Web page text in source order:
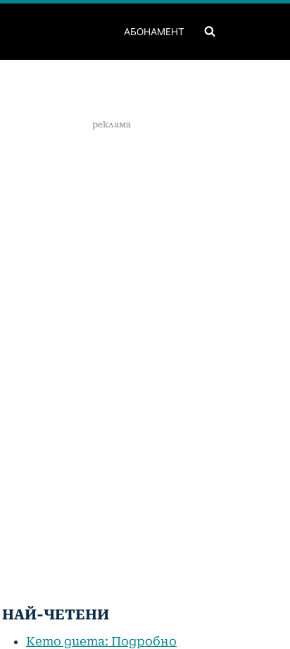
АБОНАМЕНТ
реклама
НАЙ-ЧЕТЕНИ
Кето диета: Подробно